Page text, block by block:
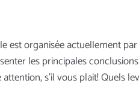
est organisée actuellement
les principales conclusions
s’il vous plait! Quels